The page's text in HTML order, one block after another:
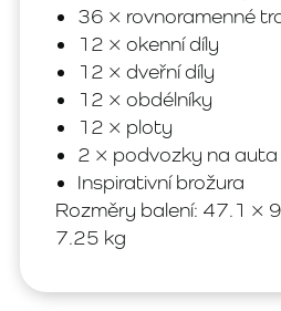
36 × rovnoramenné
12 × okenní díly
12 × dveřní díly
12 × obdélníky
12 × ploty
2 × podvozky na auta
Inspirativní brožura
Rozměry balení: 47.1 ×
7.25 kg